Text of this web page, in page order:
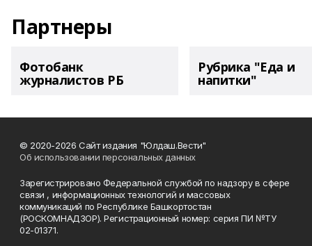
Партнеры
Фотобанк
журналистов РБ
Рубрика "Еда и
напитки"
© 2020-2026 Сайт издания "Юлдаш.Вести"
Об использовании персональных данных
Зарегистрировано Федеральной службой по надзору в сфере
связи , информационных технологий и массовых
коммуникаций по Республике Башкортостан
(РОСКОМНАДЗОР). Регистрационный номер: серия ПИ №ТУ
02-01371.